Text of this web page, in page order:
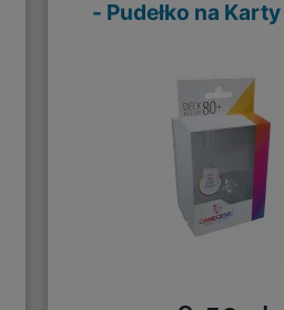
- Pudełko na